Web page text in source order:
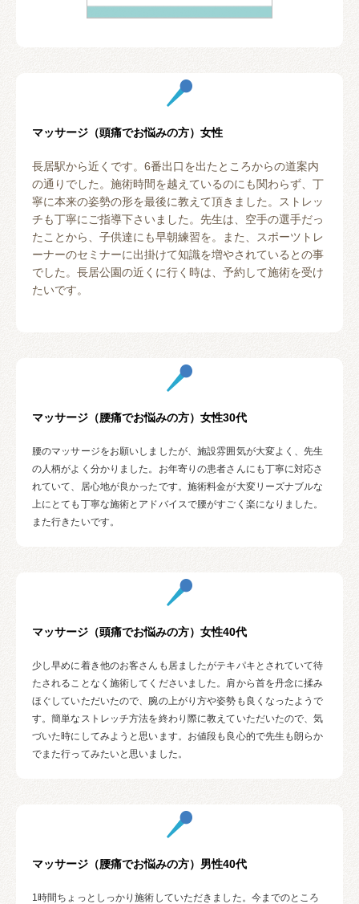
マッサージ（頭痛でお悩みの方）女性
長居駅から近くです。6番出口を出たところからの道案内
の通りでした。施術時間を越えているのにも関わらず、丁
寧に本来の姿勢の形を最後に教えて頂きました。ストレッ
チも丁寧にご指導下さいました。先生は、空手の選手だっ
たことから、子供達にも早朝練習を。また、スポーツトレ
ーナーのセミナーに出掛けて知識を増やされているとの事
でした。長居公園の近くに行く時は、予約して施術を受け
たいです。
マッサージ（腰痛でお悩みの方）女性30代
腰のマッサージをお願いしましたが、施設雰囲気が大変よく、先生
の人柄がよく分かりました。お年寄りの患者さんにも丁寧に対応さ
れていて、居心地が良かったです。施術料金が大変リーズナブルな
上にとても丁寧な施術とアドバイスで腰がすごく楽になりました。
また行きたいです。
マッサージ（頭痛でお悩みの方）女性40代
少し早めに着き他のお客さんも居ましたがテキパキとされていて待
たされることなく施術してくださいました。肩から首を丹念に揉み
ほぐしていただいたので、腕の上がり方や姿勢も良くなったようで
す。簡単なストレッチ方法を終わり際に教えていただいたので、気
づいた時にしてみようと思います。お値段も良心的で先生も朗らか
でまた行ってみたいと思いました。
マッサージ（腰痛でお悩みの方）男性40代
1時間ちょっとしっかり施術していただきました。今までのところ